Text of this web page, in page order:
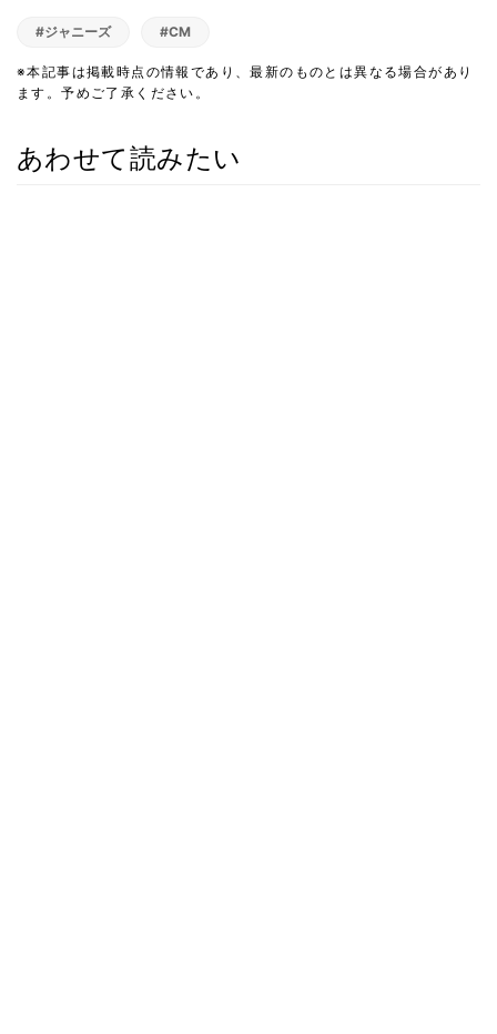
#ジャニーズ #CM
※本記事は掲載時点の情報であり、最新のものとは異なる場合があり
ます。予めご了承ください。
あわせて読みたい